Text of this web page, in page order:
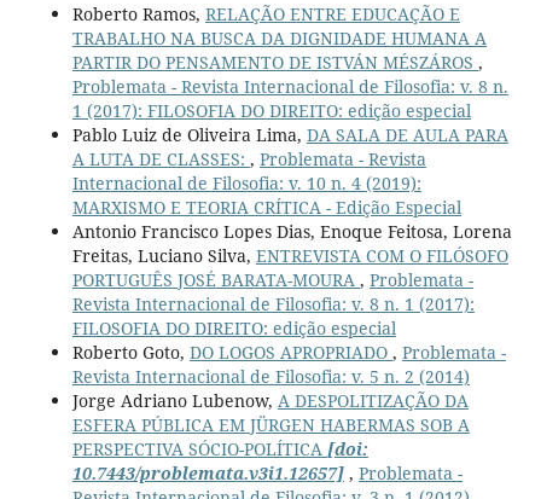
Roberto Ramos, RELAÇÃO ENTRE EDUCAÇÃO E
TRABALHO NA BUSCA DA DIGNIDADE HUMANA A
PARTIR DO PENSAMENTO DE ISTVÁN MÉSZÁROS ,
Problemata - Revista Internacional de Filosofia: v. 8 n.
1 (2017): FILOSOFIA DO DIREITO: edição especial
Pablo Luiz de Oliveira Lima, DA SALA DE AULA PARA
A LUTA DE CLASSES: , Problemata - Revista
Internacional de Filosofia: v. 10 n. 4 (2019):
MARXISMO E TEORIA CRÍTICA - Edição Especial
Antonio Francisco Lopes Dias, Enoque Feitosa, Lorena
Freitas, Luciano Silva, ENTREVISTA COM O FILÓSOFO
PORTUGUÊS JOSÉ BARATA-MOURA , Problemata -
Revista Internacional de Filosofia: v. 8 n. 1 (2017):
FILOSOFIA DO DIREITO: edição especial
Roberto Goto, DO LOGOS APROPRIADO , Problemata -
Revista Internacional de Filosofia: v. 5 n. 2 (2014)
Jorge Adriano Lubenow, A DESPOLITIZAÇÃO DA
ESFERA PÚBLICA EM JÜRGEN HABERMAS SOB A
PERSPECTIVA SÓCIO-POLÍTICA [doi:
10.7443/problemata.v3i1.12657], Problemata -